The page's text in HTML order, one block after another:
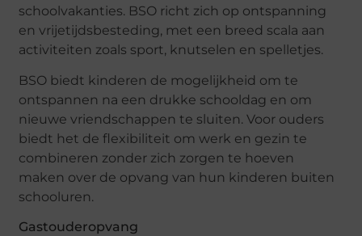
schoolvakanties. BSO richt zich op ontspanning
en vrijetijdsbesteding, met een breed scala aan
activiteiten zoals sport, knutselen en spelletjes.
BSO biedt kinderen de mogelijkheid om te
ontspannen na een drukke schooldag en om
nieuwe vriendschappen te sluiten. Voor ouders
biedt het de flexibiliteit om werk en gezin te
combineren zonder zich zorgen te hoeven
maken over de opvang van hun kinderen buiten
schooluren.
Gastouderopvang